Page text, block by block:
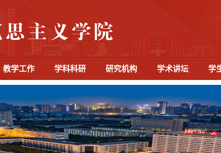
教学工作 学科科研 研究机构 学术讲坛 学